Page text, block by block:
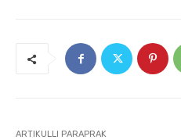
ARTIKULLI PARAPRAK